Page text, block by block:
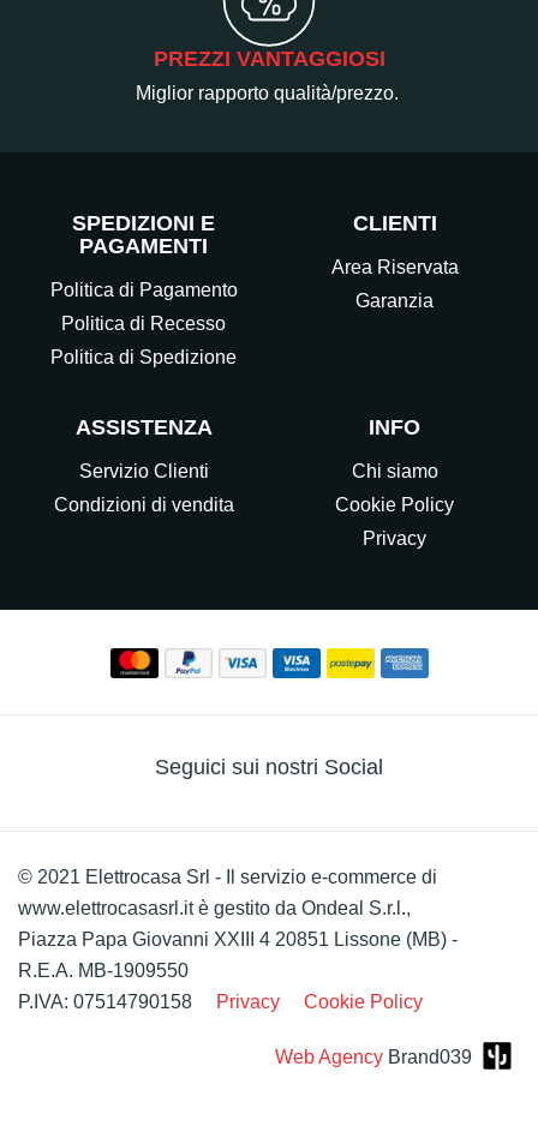
PREZZI VANTAGGIOSI
Miglior rapporto qualità/prezzo.
SPEDIZIONI E
PAGAMENTI
Politica di Pagamento
Politica di Recesso
Politica di Spedizione
CLIENTI
Area Riservata
Garanzia
ASSISTENZA
Servizio Clienti
Condizioni di vendita
INFO
Chi siamo
Cookie Policy
Privacy
Seguici sui nostri Social
© 2021 Elettrocasa Srl - Il servizio e-commerce di
www.elettrocasasrl.it è gestito da Ondeal S.r.l.,
Piazza Papa Giovanni XXIII 4 20851 Lissone (MB) -
R.E.A. MB-1909550
P.IVA: 07514790158
Privacy Cookie Policy
Web Agency Brand039